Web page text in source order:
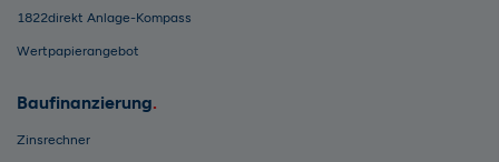
1822direkt Anlage-Kompass
Wertpapierangebot
Baufinanzierung
Zinsrechner